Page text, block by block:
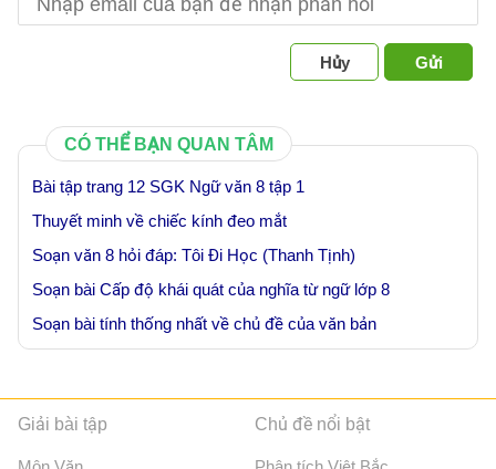
Hủy Gửi
CÓ THỂ BẠN QUAN TÂM
Bài tập trang 12 SGK Ngữ văn 8 tập 1
Thuyết minh về chiếc kính đeo mắt
Soạn văn 8 hỏi đáp: Tôi Đi Học (Thanh Tịnh)
Soạn bài Cấp độ khái quát của nghĩa từ ngữ lớp 8
Soạn bài tính thống nhất về chủ đề của văn bản
Giải bài tập Chủ đề nổi bật